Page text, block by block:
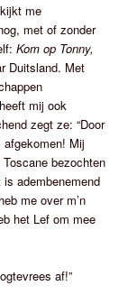
me
met of zonder
Kom op Tonny,
Duitsland. Met
mij ook
zegt ze: “Door
afgekomen! Mij
bezochten
adembenemend
me over m’n
het Lef om mee
af!”